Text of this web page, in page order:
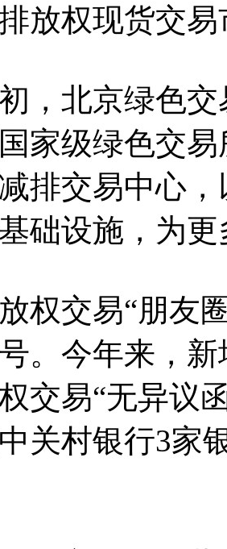
放权现货交
北京绿色交
家级绿色交
排交易中心
础设施，为
交易“朋友圈
。今年来，
交易“无异议
关村银行3家